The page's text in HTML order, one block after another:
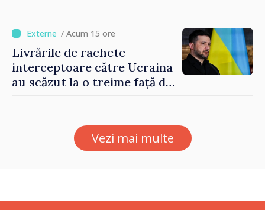
/ Acum 15 ore
Livrările de rachete
interceptoare către Ucraina
au scăzut la o treime față de
Vezi mai multe